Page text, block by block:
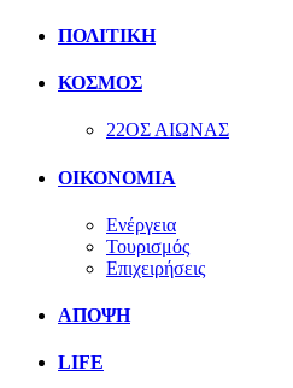
ΠΟΛΙΤΙΚΗ
ΚΟΣΜΟΣ
22ΟΣ ΑΙΩΝΑΣ
ΟΙΚΟΝΟΜΙΑ
Ενέργεια
Τουρισμός
Επιχειρήσεις
ΑΠΟΨΗ
LIFE